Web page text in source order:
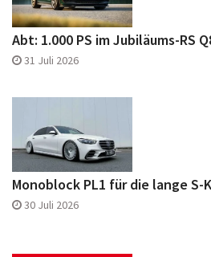
Abt: 1.000 PS im Jubiläums-RS
31 Juli 2026
Monoblock PL1 für die lange S-
30 Juli 2026